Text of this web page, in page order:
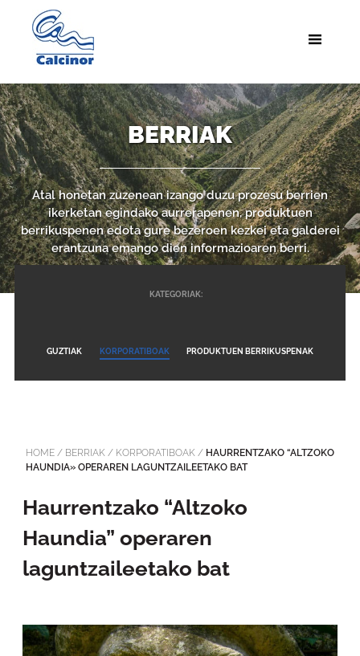
BERRIAK
Atal honetan zuzenean izango duzu prozesu berrien
ikerketan egindako aurrerapenen, produktuen
berrikuspenen edota gure bezeroen kezkei eta galderei
erantzuna emango dien informazioaren berri.
KATEGORIAK:
GUZTIAK KORPORATIBOAK PRODUKTUEN BERRIKUSPENAK
HOME/ BERRIAK/ KORPORATIBOAK/ HAURRENTZAKO “ALTZOKO
HAUNDIA» OPERAREN LAGUNTZAILEETAKO BAT
Haurrentzako “Altzoko
Haundia” operaren
laguntzaileetako bat